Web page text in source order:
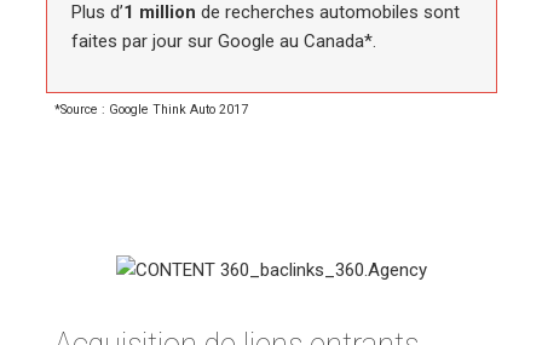
Plus d’1 million de recherches automobiles sont
faites par jour sur Google au Canada*.
*Source : Google Think Auto 2017